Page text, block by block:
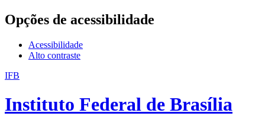
Opções de acessibilidade
Acessibilidade
Alto contraste
IFB
Instituto Federal de Brasília